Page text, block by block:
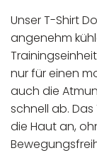
Unser T-Shirt
angenehm
nur für einen
auch die
schnell ab.
die Haut an,